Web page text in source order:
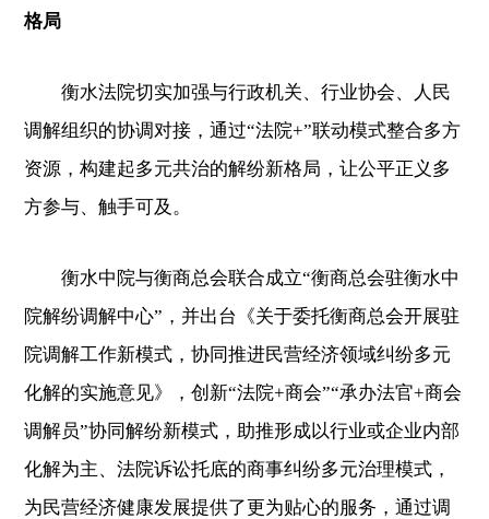
格局
衡水法院切实加强与行政机关、行业协会、人民
调解组织的协调对接，通过“法院+”联动模式整合多方
资源，构建起多元共治的解纷新格局，让公平正义多
方参与、触手可及。
衡水中院与衡商总会联合成立“衡商总会驻衡水中
院解纷调解中心”，并出台《关于委托衡商总会开展驻
院调解工作新模式，协同推进民营经济领域纠纷多元
化解的实施意见》，创新“法院+商会”“承办法官+商会
调解员”协同解纷新模式，助推形成以行业或企业内部
化解为主、法院诉讼托底的商事纠纷多元治理模式，
为民营经济健康发展提供了更为贴心的服务，通过调